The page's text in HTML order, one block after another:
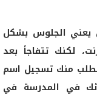
يعني الجلوس بشكل
لكنك تتفاجأ بعد
تطلب منك تسجيل اسم
في المدرسة في